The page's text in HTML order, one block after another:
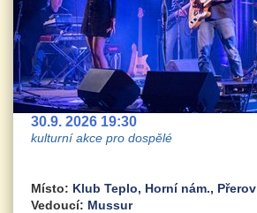
30.9. 2026 19:30
kulturní akce pro dospělé
Místo: Klub Teplo, Horní nám., Přerov
Vedoucí: Mussur